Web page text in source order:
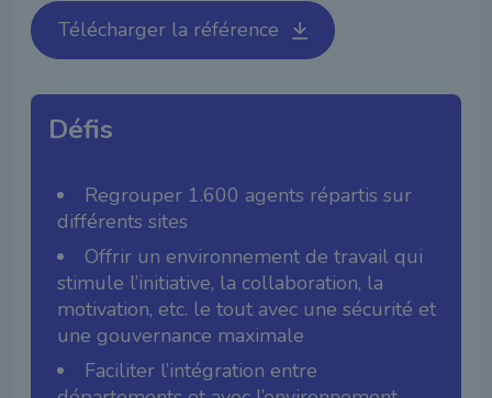
Télécharger la référence
Défis
Regrouper 1.600 agents répartis sur
différents sites
Offrir un environnement de travail qui
stimule l’initiative, la collaboration, la
motivation, etc. le tout avec une sécurité et
une gouvernance maximale
Faciliter l’intégration entre